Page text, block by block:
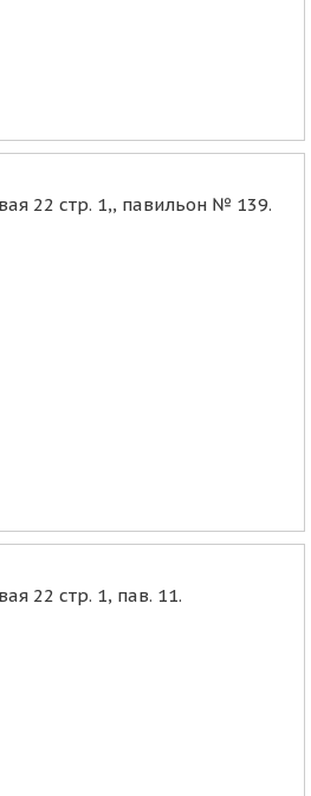
22 стр. 1,, павильон № 139.
22 стр. 1, пав. 11.